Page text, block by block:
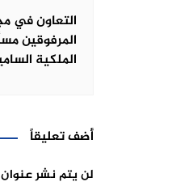
التعاون في
المرفوقين
الملكية
أضف تعليقاً
لن يتم نشر عنوان